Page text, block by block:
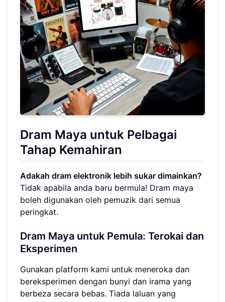
Dram Maya untuk Pelbagai
Tahap Kemahiran
Adakah dram elektronik lebih sukar dimainkan?
Tidak apabila anda baru bermula! Dram maya
boleh digunakan oleh pemuzik dari semua
peringkat.
Dram Maya untuk Pemula: Terokai dan
Eksperimen
Gunakan platform kami untuk meneroka dan
bereksperimen dengan bunyi dan irama yang
berbeza secara bebas. Tiada laluan yang